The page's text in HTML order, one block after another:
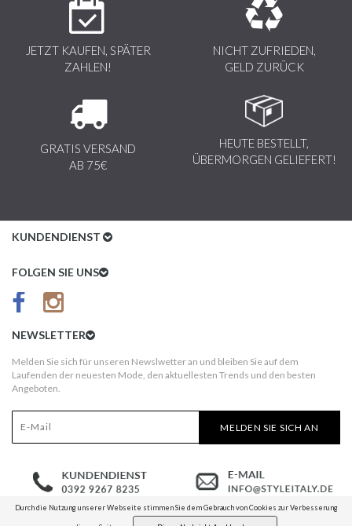
JETZT KAUFEN, SPÄTER
ZAHLEN!
NICHT ZUFRIEDEN,
GELD ZURÜCK
GRATIS VERSAND
AB 75€
HEUTE BESTELLT,
ÜBERMORGEN GELIEFERT!
KUNDENDIENST
Kundenservice
AGB
Kundeninformationen
Widerruf
FOLGEN SIE UNS
NEWSLETTER
Melden Sie sich für unseren Newslwetter an und bleiben Sie auf dem
Laufenden der neuesten Mode, den aktuellesten Trends und den besten
Angeboten.
MELDEN SIE SICH AN
Durch die Nutzung unserer Webseite stimmen Sie dem Gebrauch von Cookies zur Verbesserung